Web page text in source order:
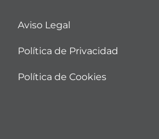
Aviso Legal
Política de Privacidad
Política de Cookies